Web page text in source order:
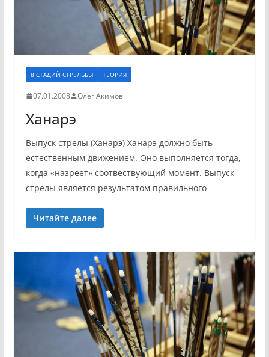
8 СТАДИЙ СТРЕЛЬБЫ ТЕОРИЯ
07.01.2008 Олег Акимов
Ханарэ
Выпуск стрелы (Ханарэ) Ханарэ должно быть
естественным движением. Оно выполняется тогда,
когда «назреет» соотвествующий момент. Выпуск
стрелы является результатом правильного
Читайте далее